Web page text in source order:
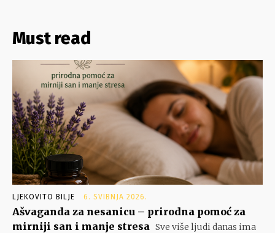
Must read
LJEKOVITO BILJE 6. SVIBNJA 2026.
Ašvaganda za nesanicu – prirodna pomoć za
mirniji san i manje stresa Sve više ljudi danas ima